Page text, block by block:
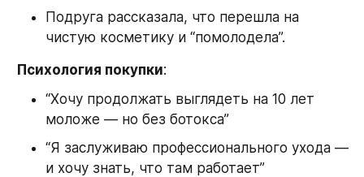
Подруга рассказала, что перешла на
чистую косметику и “помолодела”.
Психология покупки:
“Хочу продолжать выглядеть на 10 лет
моложе — но без ботокса”
“Я заслуживаю профессионального ухода —
и хочу знать, что там работает”